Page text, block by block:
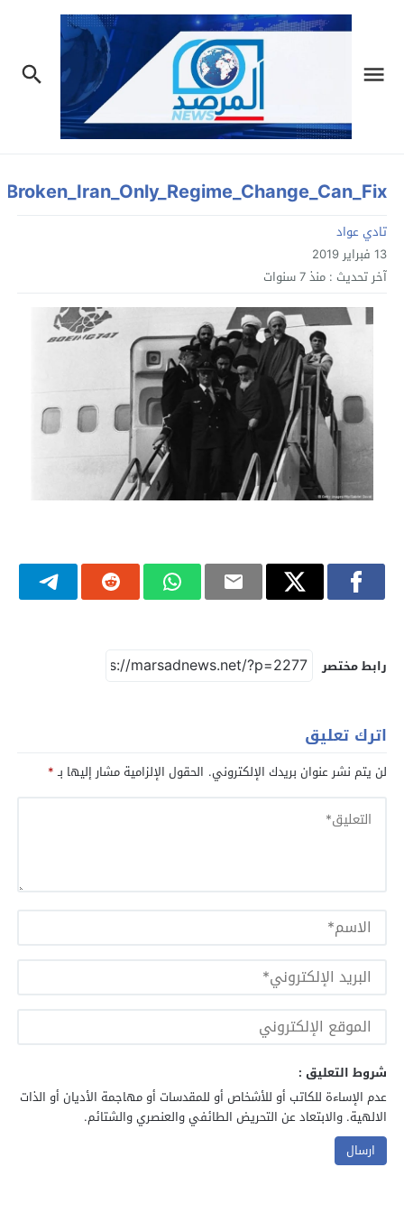
تادي عواد
13 فبراير 2019
آخر تحديث : منذ 7 سنوات
رابط مختصر
اترك تعليق
لن يتم نشر عنوان بريدك الإلكتروني. الحقول الإلزامية مشار إليها بـ*
شروط التعليق :
عدم الإساءة للكاتب أو للأشخاص أو للمقدسات أو مهاجمة الأديان أو الذات
الالهية. والابتعاد عن التحريض الطائفي والعنصري والشتائم.